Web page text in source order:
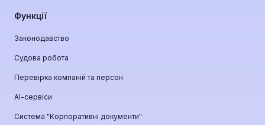
Функції
Законодавство
Судова робота
Перевірка компаній та персон
АІ-сервіси
Система "Корпоративні документи"